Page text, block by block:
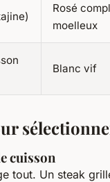
Rosé
moelleux
Blanc vif
cuisson
tout. Un steak